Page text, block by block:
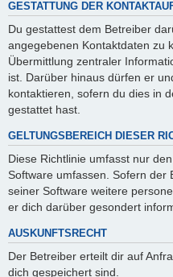
GESTATTUNG DER
Du gestattest dem Betreiber
angegebenen Kontaktdaten zu
Übermittlung zentraler
ist. Darüber hinaus dürfen er
kontaktieren, sofern du dies in
gestattet hast.
GELTUNGSBEREICH DIESER
Diese Richtlinie umfasst nur
Software umfassen. Sofern der
seiner Software weitere
er dich darüber gesondert
AUSKUNFTSRECHT
Der Betreiber erteilt dir auf
dich gespeichert sind.